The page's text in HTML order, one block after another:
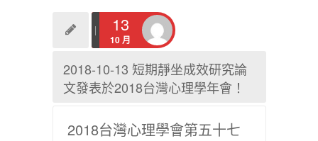
13
10 月
2018-10-13 短期靜坐成效研究論
文發表於2018台灣心理學年會！
2018台灣心理學會第五十七